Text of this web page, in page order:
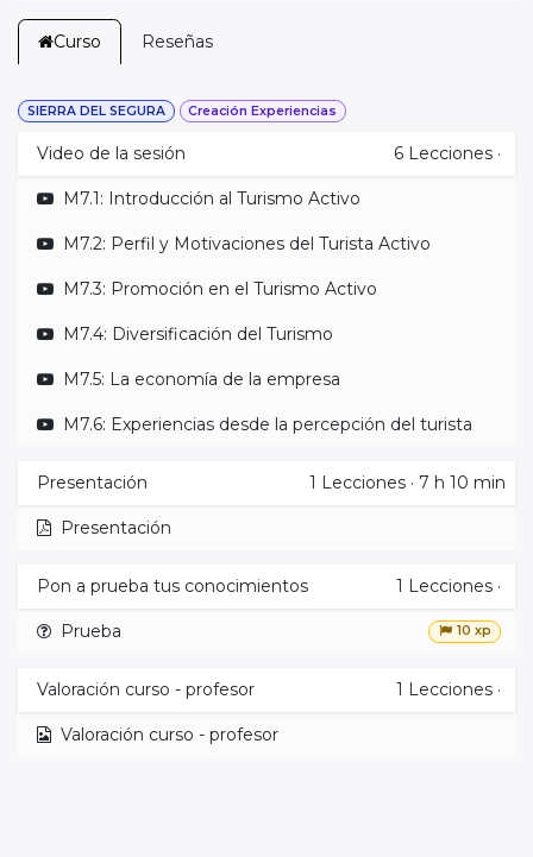
Curso Reseñas
SIERRA DEL SEGURA Creación Experiencias
Video de la sesión 6 Lecciones ·
M7.1: Introducción al Turismo Activo
M7.2: Perfil y Motivaciones del Turista Activo
M7.3: Promoción en el Turismo Activo
M7.4: Diversificación del Turismo
M7.5: La economía de la empresa
M7.6: Experiencias desde la percepción del turista
Presentación 1 Lecciones · 7 h 10 min
Presentación
Pon a prueba tus conocimientos 1 Lecciones ·
Prueba 10 xp
Valoración curso - profesor 1 Lecciones ·
Valoración curso - profesor